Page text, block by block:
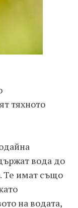
тяхното
вода до
Те имат също
на водата,